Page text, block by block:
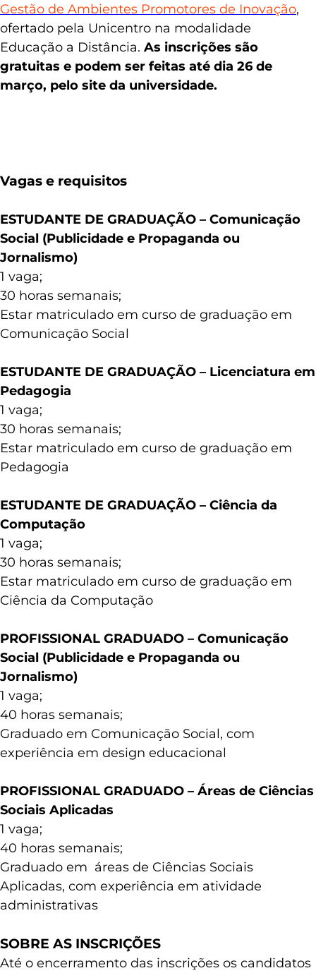
Gestão de Ambientes Promotores de Inovação,
ofertado pela Unicentro na modalidade
Educação a Distância. As inscrições são
gratuitas e podem ser feitas até dia 26 de
março, pelo site da universidade.
Vagas e requisitos
ESTUDANTE DE GRADUAÇÃO – Comunicação
Social (Publicidade e Propaganda ou
Jornalismo)
1 vaga;
30 horas semanais;
Estar matriculado em curso de graduação em
Comunicação Social
ESTUDANTE DE GRADUAÇÃO – Licenciatura em
Pedagogia
1 vaga;
30 horas semanais;
Estar matriculado em curso de graduação em
Pedagogia
ESTUDANTE DE GRADUAÇÃO – Ciência da
Computação
1 vaga;
30 horas semanais;
Estar matriculado em curso de graduação em
Ciência da Computação
PROFISSIONAL GRADUADO – Comunicação
Social (Publicidade e Propaganda ou
Jornalismo)
1 vaga;
40 horas semanais;
Graduado em Comunicação Social, com
experiência em design educacional
PROFISSIONAL GRADUADO – Áreas de Ciências
Sociais Aplicadas
1 vaga;
40 horas semanais;
Graduado em áreas de Ciências Sociais
Aplicadas, com experiência em atividade
administrativas
SOBRE AS INSCRIÇÕES
Até o encerramento das inscrições os candidatos